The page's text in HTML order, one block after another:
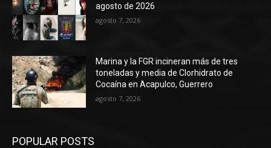
agosto de 2026
agosto 7, 2026
Marina y la FGR incineran más de tres
toneladas y media de Clorhidrato de
Cocaína en Acapulco, Guerrero
agosto 7, 2026
POPULAR POSTS